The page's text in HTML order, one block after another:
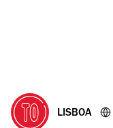
LISBOA